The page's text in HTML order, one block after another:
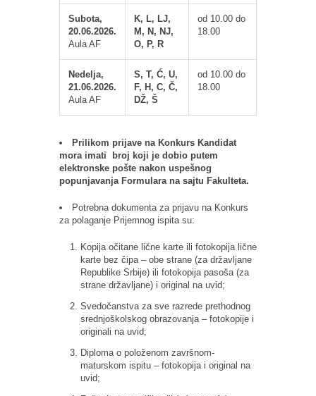
Subota,
20.06.2026.
Aula AF
K, L, LJ,
M, N, NJ,
O, P, R
od 10.00 do
18.00
Nedelja,
21.06.2026.
Aula AF
S, T, Ć, U,
F, H, C, Č,
DŽ, Š
od 10.00 do
18.00
Prilikom prijave na Konkurs Kandidat
mora imati broj koji je dobio putem
elektronske pošte nakon uspešnog
popunjavanja Formulara na sajtu Fakulteta.
Potrebna dokumenta za prijavu na Konkurs
za polaganje Prijemnog ispita su:
Kopija očitane lične karte ili fotokopija lične
karte bez čipa – obe strane (za državljane
Republike Srbije) ili fotokopija pasoša (za
strane državljane) i original na uvid;
Svedočanstva za sve razrede prethodnog
srednjoškolskog obrazovanja – fotokopije i
originali na uvid;
Diploma o položenom završnom-
maturskom ispitu – fotokopija i original na
uvid;